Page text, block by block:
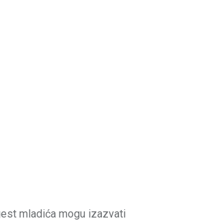
mladića mogu izazvati